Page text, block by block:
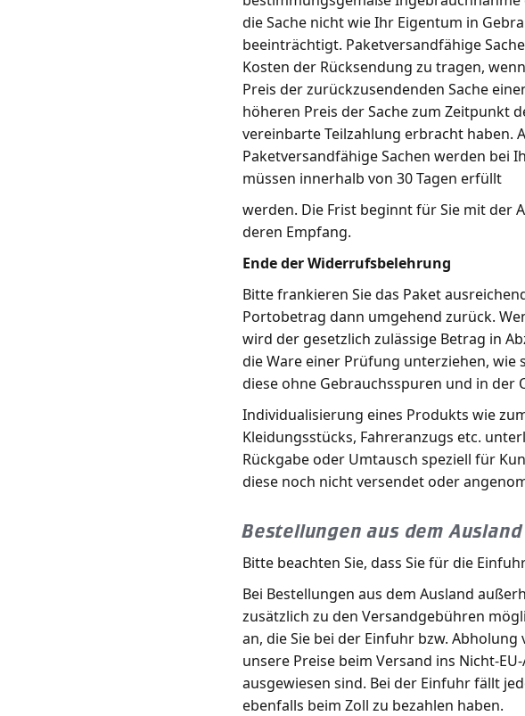
die Sache nicht wie Ihr Eigentum in
beeinträchtigt. Paketversandfähige
Kosten der Rücksendung zu tragen,
Preis der zurückzusendenden Sache
höheren Preis der Sache zum Zeitpunkt
vereinbarte Teilzahlung erbracht haben.
Paketversandfähige Sachen werden bei
müssen innerhalb von 30 Tagen erfüllt
werden. Die Frist beginnt für Sie mit der
deren Empfang.
Ende der Widerrufsbelehrung
Bitte frankieren Sie das Paket
Portobetrag dann umgehend zurück.
wird der gesetzlich zulässige Betrag in
die Ware einer Prüfung unterziehen, wie
diese ohne Gebrauchsspuren und in der
Individualisierung eines Produkts wie
Kleidungsstücks, Fahreranzugs etc.
Rückgabe oder Umtausch speziell für
diese noch nicht versendet oder
Bestellungen aus dem
Bitte beachten Sie, dass Sie für die
Bei Bestellungen aus dem Ausland
zusätzlich zu den Versandgebühren
an, die Sie bei der Einfuhr bzw.
unsere Preise beim Versand ins Nicht-
ausgewiesen sind. Bei der Einfuhr fällt
ebenfalls beim Zoll zu bezahlen haben.